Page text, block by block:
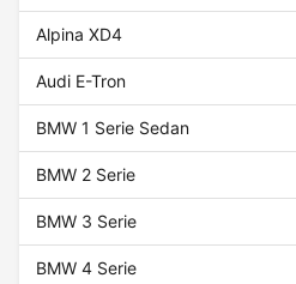
Alpina XD4
Audi E-Tron
BMW 1 Serie Sedan
BMW 2 Serie
BMW 3 Serie
BMW 4 Serie